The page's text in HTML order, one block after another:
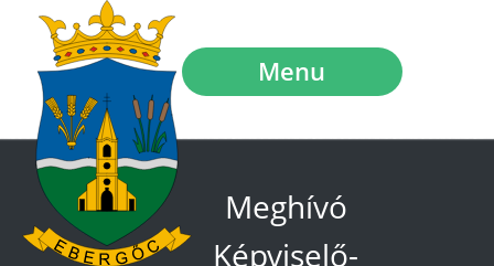
Menu
Meghívó
Képviselő-